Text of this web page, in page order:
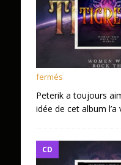
fermés
Peterik a toujours
idée de cet album
CD